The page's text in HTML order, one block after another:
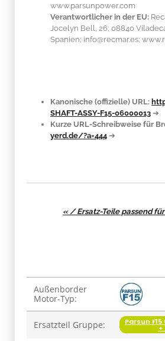
www.parsunpower.com
Verantwortlicher in der EU:
Jocelyn Bell, 26; 08840
Spanien; info@recmar.es;
Kanonische (offizielle) URL:
SHAFT-ASSY-F15-06000013 ➔
Kurze URL-Schreibweise für
yerd.de/?a=444 ➔
« / Ersatz-Teile passend für
Produkteigenschaft
Wert
Außenborder
Motor-Typ:
Ersatzteil Gruppe: Parsun
+